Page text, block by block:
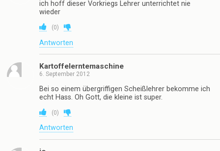
ich hoff dieser Vorkriegs Lehrer unterrichtet nie
wieder
(0)
Antworten
Kartoffelerntemaschine
6. September 2012
Bei so einem übergriffigen Scheißlehrer bekomme ich
echt Hass. Oh Gott, die kleine ist super.
(0)
Antworten